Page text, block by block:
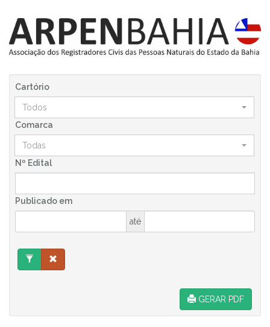
Cartório
Todos
Comarca
Todas
Nº Edital
Publicado em
até
GERAR PDF